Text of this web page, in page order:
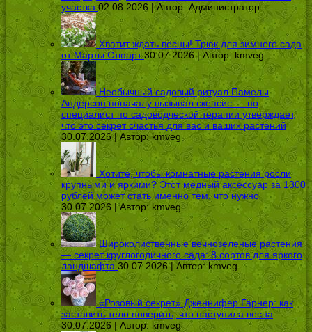
участка 02.08.2026 | Автор:Администратор
Хватит ждать весны! Трюк для зимнего сада
от Марты Стюарт 30.07.2026 | Автор: kmveg
Необычный садовый ритуал Памелы
Андерсон поначалу вызывал скепсис — но
специалист по садоводческой терапии утверждает,
что это секрет счастья для вас и ваших растений
30.07.2026 | Автор:kmveg
Хотите, чтобы комнатные растения росли
крупными и яркими? Этот медный аксессуар за 1300
рублей может стать именно тем, что нужно
30.07.2026 | Автор: kmveg
Широколиственные вечнозеленые растения
— секрет круглогодичного сада: 8 сортов для яркого
ландшафта 30.07.2026 | Автор:kmveg
«Розовый секрет» Дженнифер Гарнер: как
заставить тело поверить, что наступила весна
30.07.2026 | Автор: kmveg